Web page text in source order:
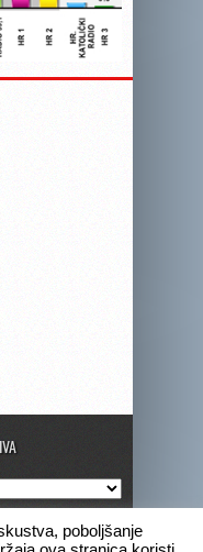
poboljšanje